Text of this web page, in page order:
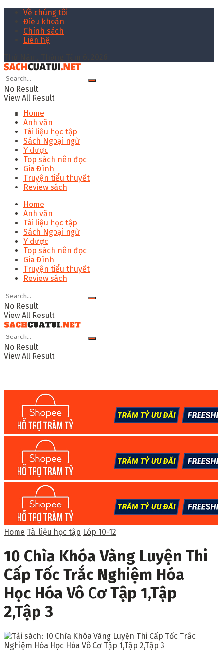
Về chúng tôi
Điều khoản
Chính sách
Liên hệ
No Result
View All Result
Home
Anh văn
Tài liệu học tập
Sách Ngoại ngữ
Y dược
Top sách nên đọc
Gia Đình
Truyện tiểu thuyết
Review sách
Home
Anh văn
Tài liệu học tập
Sách Ngoại ngữ
Y dược
Top sách nên đọc
Gia Đình
Truyện tiểu thuyết
Review sách
No Result
View All Result
No Result
View All Result
Home Tài liệu học tập Lớp 10-12
10 Chìa Khóa Vàng Luyện Thi
Cấp Tốc Trắc Nghiệm Hóa
Học Hóa Vô Cơ Tập 1,Tập
2,Tập 3